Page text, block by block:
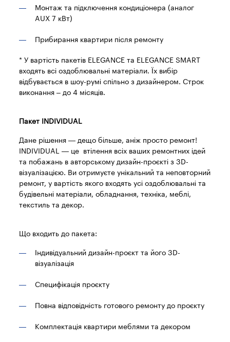
Монтаж та підключення кондиціонера (аналог
AUX 7 кВт)
Прибирання квартири після ремонту
* У вартість пакетів ELEGANCE та ELEGANCE SMART
входять всі оздоблювальні матеріали. Їх вибір
відбувається в шоу-румі спільно з дизайнером. Строк
виконання – до 4 місяців.
Пакет INDIVIDUAL
Дане рішення — дещо більше, аніж просто ремонт!
INDIVIDUAL — це втілення всіх ваших ремонтних ідей
та побажань в авторському дизайн-проєкті з 3D-
візуалізацією. Ви отримуєте унікальний та неповторний
ремонт, у вартість якого входять усі оздоблювальні та
будівельні матеріали, обладнання, техніка, меблі,
текстиль та декор.
Що входить до пакета:
Індивідуальний дизайн-проєкт та його 3D-
візуалізація
Специфікація проєкту
Повна відповідність готового ремонту до проєкту
Комплектація квартири меблями та декором